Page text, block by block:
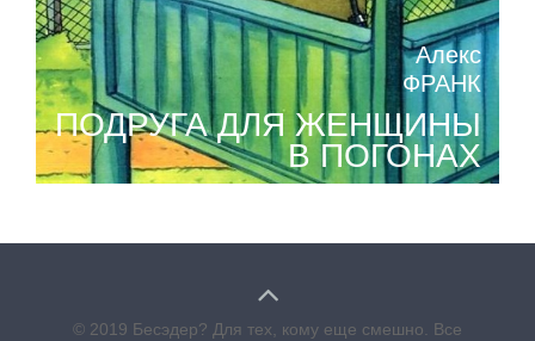
Алекс
ФРАНК
ПОДРУГА ДЛЯ ЖЕНЩИНЫ
В ПОГОНАХ
© 2019 Бесэдер? Для тех, кому еще смешно. Все